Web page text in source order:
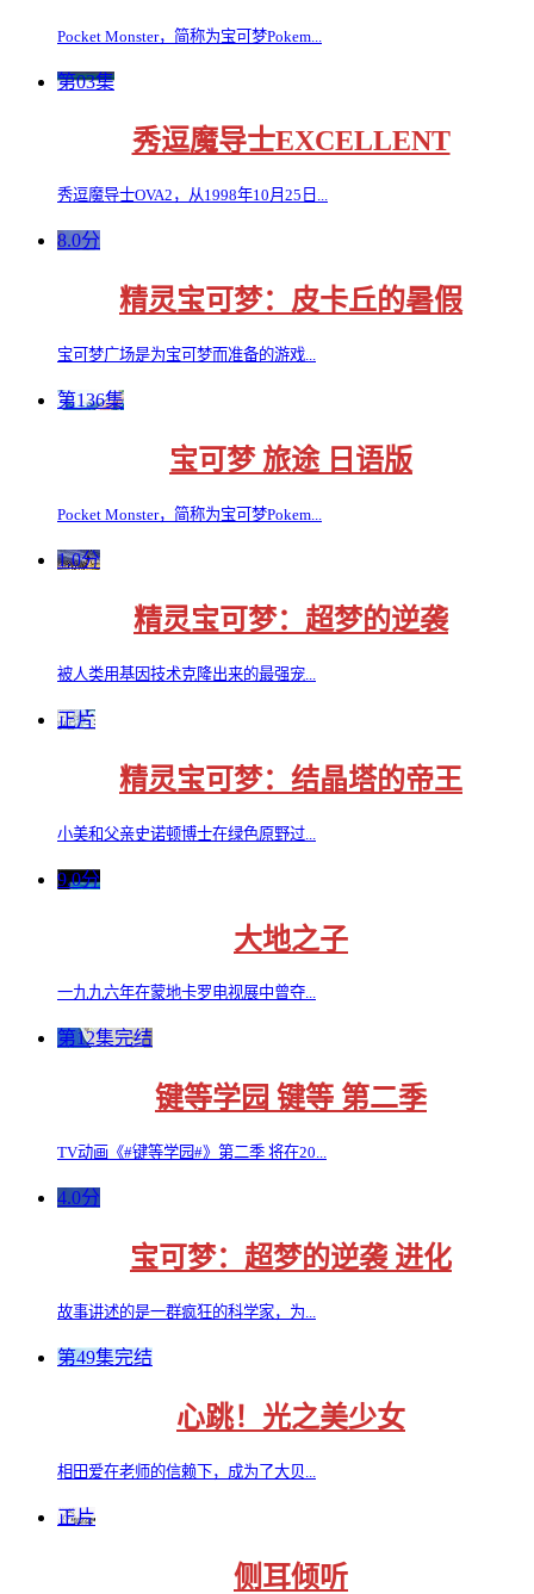
Pocket Monster，简称为宝可梦Pokem...
第03集
秀逗魔导士EXCELLENT
秀逗魔导士OVA2，从1998年10月25日...
8.0分
精灵宝可梦：皮卡丘的暑假
宝可梦广场是为宝可梦而准备的游戏...
第136集
宝可梦 旅途 日语版
Pocket Monster，简称为宝可梦Pokem...
1.0分
精灵宝可梦：超梦的逆袭
被人类用基因技术克隆出来的最强宠...
正片
精灵宝可梦：结晶塔的帝王
小美和父亲史诺顿博士在绿色原野过...
9.0分
大地之子
一九九六年在蒙地卡罗电视展中曾夺...
第12集完结
键等学园 键等 第二季
TV动画《#键等学园#》第二季 将在20...
4.0分
宝可梦：超梦的逆袭 进化
故事讲述的是一群疯狂的科学家，为...
第49集完结
心跳！光之美少女
相田爱在老师的信赖下，成为了大贝...
正片
侧耳倾听